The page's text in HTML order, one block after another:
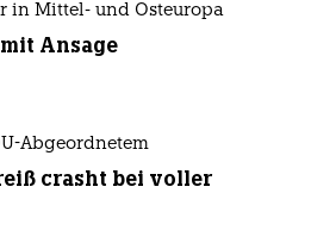
in Mittel- und Osteuropa
Ansage
Abgeordnetem
crasht bei voller